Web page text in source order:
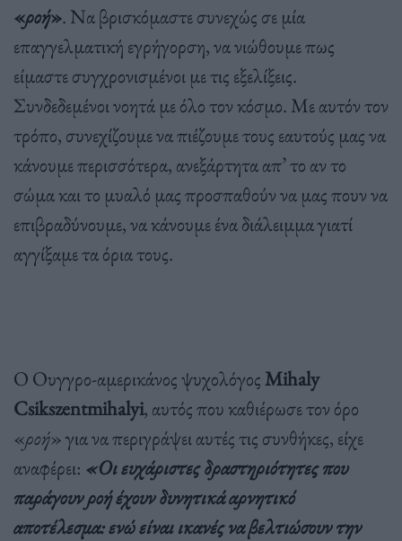
«ροή». Να βρισκόμαστε συνεχώς σε μία
επαγγελματική εγρήγορση, να νιώθουμε πως
είμαστε συγχρονισμένοι με τις εξελίξεις.
Συνδεδεμένοι νοητά με όλο τον κόσμο. Με αυτόν τον
τρόπο, συνεχίζουμε να πιέζουμε τους εαυτούς μας να
κάνουμε περισσότερα, ανεξάρτητα απ’ το αν το
σώμα και το μυαλό μας προσπαθούν να μας πουν να
επιβραδύνουμε, να κάνουμε ένα διάλειμμα γιατί
αγγίξαμε τα όρια τους.
O Ουγγρο-αμερικάνος ψυχολόγοςMihaly
Csikszentmihalyi, αυτός που καθιέρωσε τον όρο
«ροή» για να περιγράψει αυτές τις συνθήκες, είχε
αναφέρει: «Οι ευχάριστες δραστηριότητες που
παράγουν ροή έχουν δυνητικά αρνητικό
αποτέλεσμα: ενώ είναι ικανές να βελτιώσουν την